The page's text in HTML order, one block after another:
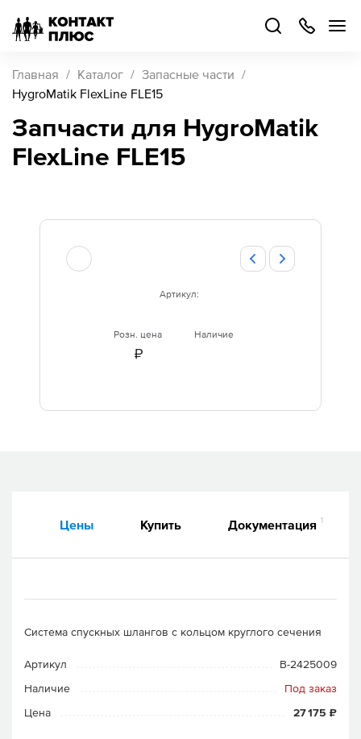
Главная Каталог
Запасные части
HygroMatik FlexLine FLE15
Запчасти для HygroMatik
FlexLine FLE15
Артикул:
Розн. цена
₽
Наличие
Цены Купить Документация 1
Система спускных шлангов с кольцом круглого сечения
Артикул
B-2425009
Наличие
Под заказ
Цена
27 175 ₽
499
504-
48
Каталог
товаров
Стать
партнером
О компании
Как купить